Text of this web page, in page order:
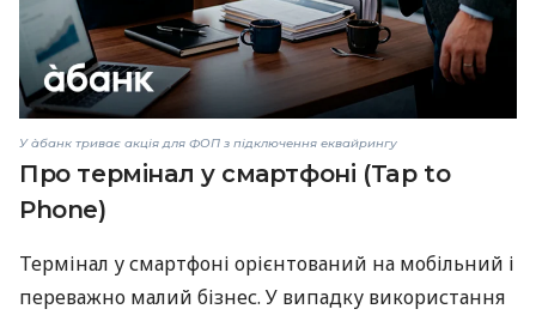
У àбанк триває акція для ФОП з підключення еквайрингу
Про термінал у смартфоні (Tap to
Phone)
Термінал у смартфоні орієнтований на мобільний і
переважно малий бізнес. У випадку використання